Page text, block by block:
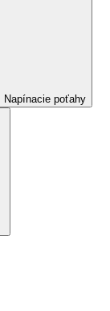
Napínacie poťahy